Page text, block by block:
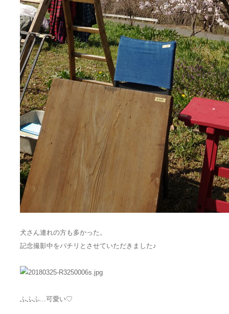
犬さん連れの方も多かった。
記念撮影中をパチリとさせていただきました♪
ふふふ...可愛い♡